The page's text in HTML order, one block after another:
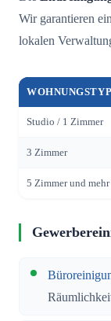
Wir garantieren
lokalen
WOHNUNGSTYP
Studio / 1 Zimmer
3 Zimmer
5 Zimmer und mehr